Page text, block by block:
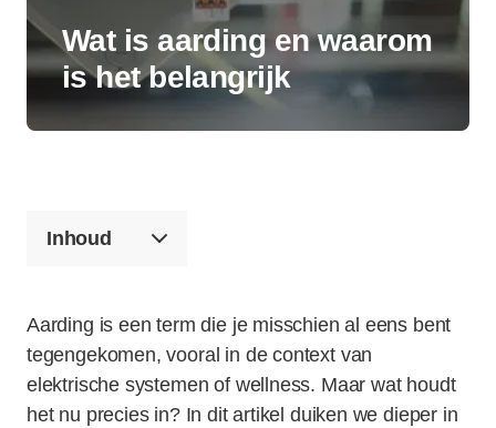
Wat is aarding en waarom
is het belangrijk
Inhoud
Aarding is een term die je misschien al eens bent
tegengekomen, vooral in de context van
elektrische systemen of wellness. Maar wat houdt
het nu precies in? In dit artikel duiken we dieper in